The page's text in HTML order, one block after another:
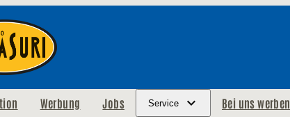
Werbung Jobs Service Bei uns werben